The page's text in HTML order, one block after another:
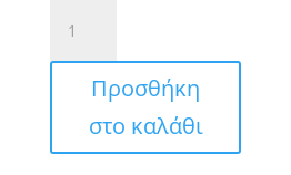
Μεταμορφωμένων
Πετρωμάτων
ποσότηταΠροσθήκη
στο καλάθι